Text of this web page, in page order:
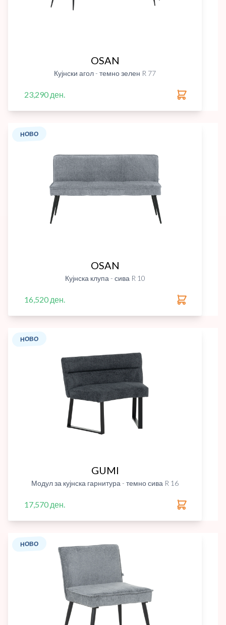
OSAN
Кујнски агол - темно зелен R 77
23,290 ден.
НОВО
OSAN
Кујнска клупа - сива R 10
16,520 ден.
НОВО
GUMI
Модул за кујнска гарнитура - темно сива R 16
17,570 ден.
НОВО